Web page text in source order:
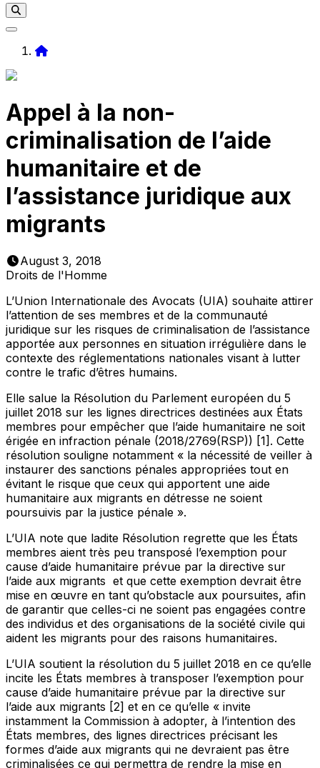
Appel à la non-
criminalisation de l’aide
humanitaire et de
l’assistance juridique aux
migrants
August 3, 2018
Droits de l'Homme
L’Union Internationale des Avocats (UIA) souhaite attirer
l’attention de ses membres et de la communauté
juridique sur les risques de criminalisation de l’assistance
apportée aux personnes en situation irrégulière dans le
contexte des réglementations nationales visant à lutter
contre le trafic d’êtres humains.
Elle salue la Résolution du Parlement européen du 5
juillet 2018 sur les lignes directrices destinées aux États
membres pour empêcher que l’aide humanitaire ne soit
érigée en infraction pénale (2018/2769(RSP)) [1]. Cette
résolution souligne notamment « la nécessité de veiller à
instaurer des sanctions pénales appropriées tout en
évitant le risque que ceux qui apportent une aide
humanitaire aux migrants en détresse ne soient
poursuivis par la justice pénale ».
L’UIA note que ladite Résolution regrette que les États
membres aient très peu transposé l’exemption pour
cause d’aide humanitaire prévue par la directive sur
l’aide aux migrants et que cette exemption devrait être
mise en œuvre en tant qu’obstacle aux poursuites, afin
de garantir que celles-ci ne soient pas engagées contre
des individus et des organisations de la société civile qui
aident les migrants pour des raisons humanitaires.
L’UIA soutient la résolution du 5 juillet 2018 en ce qu’elle
incite les États membres à transposer l’exemption pour
cause d’aide humanitaire prévue par la directive sur
l’aide aux migrants [2] et en ce qu’elle « invite
instamment la Commission à adopter, à l’intention des
États membres, des lignes directrices précisant les
formes d’aide aux migrants qui ne devraient pas être
criminalisées ce qui permettra de rendre la mise en